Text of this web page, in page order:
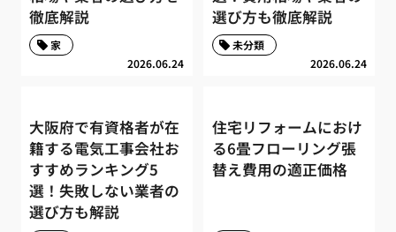
徹底解説
2026.06.24
家
選び方も徹底解説
2026.06.24
未分類
大阪府で有資格者が在
籍する電気工事会社お
すすめランキング5
選！失敗しない業者の
選び方も解説
住宅リフォームにおけ
る6畳フローリング張
替え費用の適正価格